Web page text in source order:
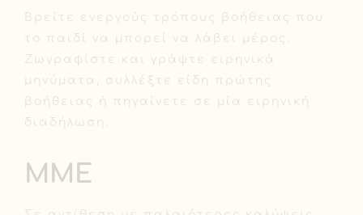
Βρείτε ενεργούς τρόπους βοήθειας που
το παιδί να μπορεί να λάβει μέρος.
Ζωγραφίστε και γράψτε ειρηνικά
μηνύματα, συλλέξτε είδη πρώτης
βοήθειας ή πηγαίνετε σε μία ειρηνική
διαδήλωση.
ΜΜΕ